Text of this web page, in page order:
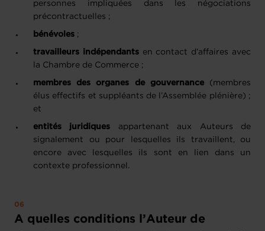
personnes impliquées dans les négociations
précontractuelles ;
bénévoles ;
travailleurs indépendantsen contact d’affaires avec
la Chambre de Commerce ;
membres des organes de gouvernance(membres
élus effectifs et suppléants de l’Assemblée plénière) ;
et
entités juridiques appartenant aux Auteurs de
signalement ou pour lesquelles ils travaillent, ou
encore avec lesquelles ils sont en lien dans un
contexte professionnel.
A quelles conditions l’Auteur de